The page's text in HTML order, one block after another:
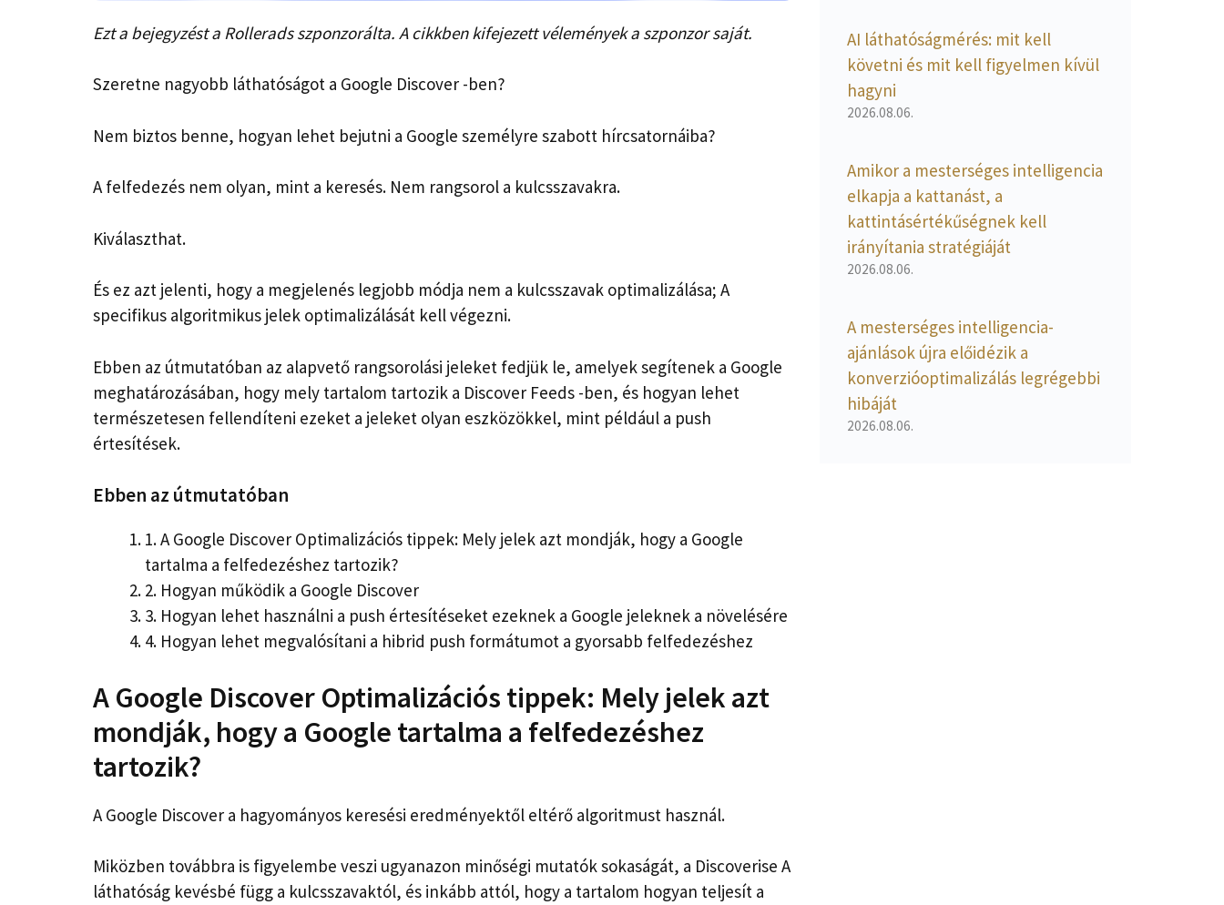
Ezt a bejegyzést a Rollerads szponzorálta. A cikkben kifejezett vélemények a szponzor saját.
Szeretne nagyobb láthatóságot a Google Discover -ben?
Nem biztos benne, hogyan lehet bejutni a Google személyre szabott hírcsatornáiba?
A felfedezés nem olyan, mint a keresés. Nem rangsorol a kulcsszavakra.
Kiválaszthat.
És ez azt jelenti, hogy a megjelenés legjobb módja nem a kulcsszavak optimalizálása; A
specifikus algoritmikus jelek optimalizálását kell végezni.
Ebben az útmutatóban az alapvető rangsorolási jeleket fedjük le, amelyek segítenek a Google
meghatározásában, hogy mely tartalom tartozik a Discover Feeds -ben, és hogyan lehet
természetesen fellendíteni ezeket a jeleket olyan eszközökkel, mint például a push
értesítések.
Ebben az útmutatóban
1.A Google Discover Optimalizációs tippek: Mely jelek azt mondják, hogy a Google
tartalma a felfedezéshez tartozik?
2. Hogyan működik a Google Discover
3. Hogyan lehet használni a push értesítéseket ezeknek a Google jeleknek a növelésére
4. Hogyan lehet megvalósítani a hibrid push formátumot a gyorsabb felfedezéshez
A Google Discover Optimalizációs tippek: Mely jelek azt
mondják, hogy a Google tartalma a felfedezéshez
tartozik?
A Google Discover a hagyományos keresési eredményektől eltérő algoritmust használ.
Miközben továbbra is figyelembe veszi ugyanazon minőségi mutatók sokaságát, a Discoverise A
láthatóság kevésbé függ a kulcsszavaktól, és inkább attól, hogy a tartalom hogyan teljesít a
AI láthatóságmérés: mit kell
követni és mit kell figyelmen kívül
hagyni
2026.08.06.
Amikor a mesterséges intelligencia
elkapja a kattanást, a
kattintásértékűségnek kell
irányítania stratégiáját
2026.08.06.
A mesterséges intelligencia-
ajánlások újra előidézik a
konverzióoptimalizálás legrégebbi
hibáját
2026.08.06.